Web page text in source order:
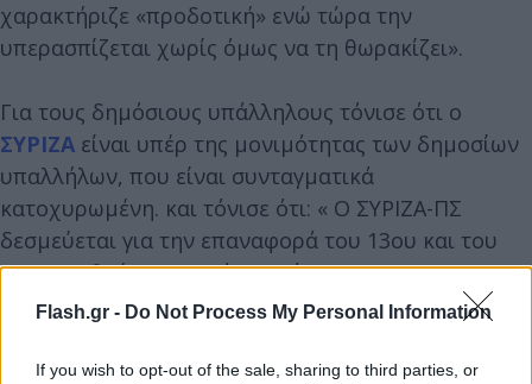
Flash.gr - Do Not Process My Personal Information
If you wish to opt-out of the sale, sharing to third parties, or
χαρακτήριζε «προδοτική» ενώ τώρα την
υπερασπίζεται χωρίς όμως να τη θωρακίζει».
Για τους δημόσιους υπάλληλους τόνισε ότι ο
ΣΥΡΙΖΑ είναι υπέρ της μονιμότητας των δημοσίων
υπαλλήλων, που είναι συνταγματικά
κατοχυρωμένη. και τόνισε ότι: « Ο ΣΥΡΙΖΑ-ΠΣ
δεσμεύεται για την επαναφορά του 13ου και του
14ου μισθού στο Δημόσιο, κάτι που ο Κυρ.
Μητσοτάκης απέρριψε πρόσφατα. Επιπλέον,
υπαλλήλων.»